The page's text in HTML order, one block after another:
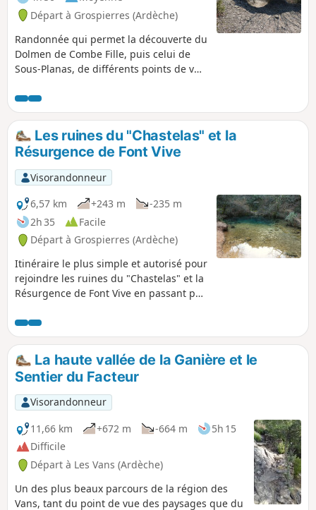
Départ à Grospierres (Ardèche)
Randonnée qui permet la découverte du
Dolmen de Combe Fille, puis celui de
Sous-Planas, de différents points de vue
Monts de Lozère, d'une petite borie
dans un magnifique sous-bois de
chênes verts, de la Chapelle de Notre-
Dame des Songes, des ruines du
"Chastelas" et enfin de la Résurgence
de Font Vive.
Les ruines du "Chastelas" et la
Résurgence de Font Vive
Visorandonneur
6,57 km
+243 m
-235 m
2h 35
Facile
Départ à Grospierres (Ardèche)
Itinéraire le plus simple et autorisé pour
rejoindre les ruines du "Chastelas" et la
Résurgence de Font Vive en passant par
haut du village.
La haute vallée de la Ganière et le
Sentier du Facteur
Visorandonneur
11,66 km
+672 m -664 m
5h 15
Difficile
Départ à Les Vans (Ardèche)
Un des plus beaux parcours de la région des
Vans, tant du point de vue des paysages que du